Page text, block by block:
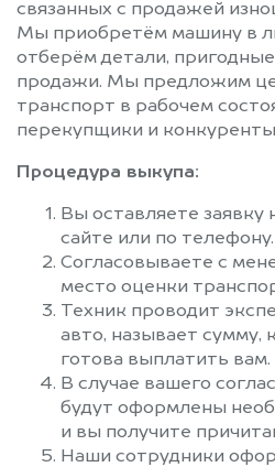
связанных с продажей
Мы приобретём машину в
отберём детали,
продажи. Мы предложим
транспорт в рабочем
перекупщики и
Процедура выкупа:
Вы оставляете
сайте или по телефону.
Согласовываете с
место оценки
Техник проводит
авто, называет сумму,
готова выплатить вам.
В случае вашего
будут оформлены
и вы получите
Наши сотрудники